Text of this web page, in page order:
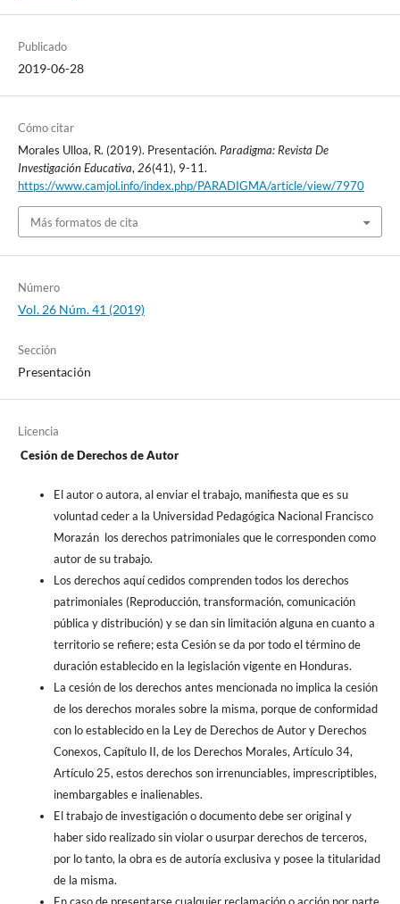
Publicado
2019-06-28
Cómo citar
Morales Ulloa, R. (2019). Presentación. Paradigma: Revista De
Investigación Educativa,26(41), 9-11.
https://www.camjol.info/index.php/PARADIGMA/article/view/7970
Más formatos de cita
Número
Vol. 26 Núm. 41 (2019)
Sección
Presentación
Licencia
Cesión de Derechos de Autor
El autor o autora, al enviar el trabajo, manifiesta que es su
voluntad ceder a la Universidad Pedagógica Nacional Francisco
Morazán los derechos patrimoniales que le corresponden como
autor de su trabajo.
Los derechos aquí cedidos comprenden todos los derechos
patrimoniales (Reproducción, transformación, comunicación
pública y distribución) y se dan sin limitación alguna en cuanto a
territorio se refiere; esta Cesión se da por todo el término de
duración establecido en la legislación vigente en Honduras.
La cesión de los derechos antes mencionada no implica la cesión
de los derechos morales sobre la misma, porque de conformidad
con lo establecido en la Ley de Derechos de Autor y Derechos
Conexos, Capítulo II, de los Derechos Morales, Artículo 34,
Artículo 25, estos derechos son irrenunciables, imprescriptibles,
inembargables e inalienables.
El trabajo de investigación o documento debe ser original y
haber sido realizado sin violar o usurpar derechos de terceros,
por lo tanto, la obra es de autoría exclusiva y posee la titularidad
de la misma.